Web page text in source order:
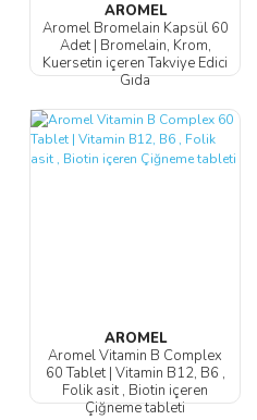
AROMEL
Aromel Bromelain Kapsül 60
Adet | Bromelain, Krom,
Kuersetin içeren Takviye Edici
Gıda
AROMEL
Aromel Vitamin B Complex
60 Tablet | Vitamin B12, B6 ,
Folik asit , Biotin içeren
Çiğneme tableti